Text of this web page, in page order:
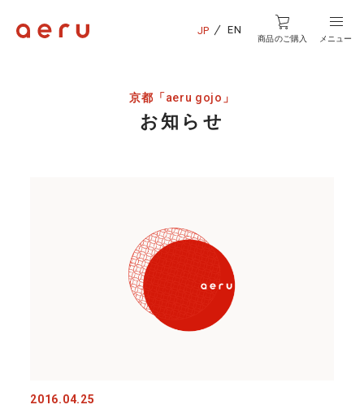
JP EN
商品のご購入 メニュー
京都「aeru gojo 」
お知らせ
2016.04.25